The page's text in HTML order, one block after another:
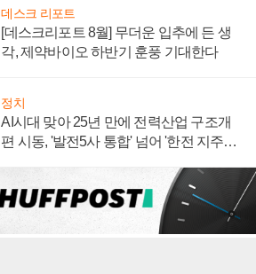
데스크 리포트
[데스크리포트 8월] 무더운 입추에 든 생
각, 제약바이오 하반기 훈풍 기대한다
정치
AI시대 맞아 25년 만에 전력산업 구조개
편 시동, '발전5사 통합' 넘어 '한전 지주사'